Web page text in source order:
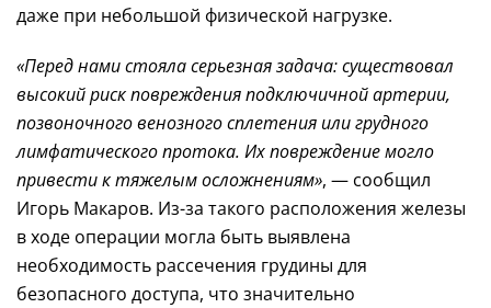
даже при небольшой физической нагрузке.
«Перед нами стояла серьезная задача: существовал
высокий риск повреждения подключичной артерии,
позвоночного венозного сплетения или грудного
лимфатического протока. Их повреждение могло
привести к тяжелым осложнениям», — сообщил
Игорь Макаров. Из-за такого расположения железы
в ходе операции могла быть выявлена
необходимость рассечения грудины для
безопасного доступа, что значительно